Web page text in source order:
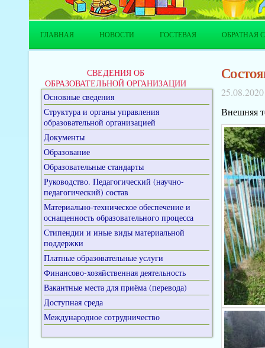
ГЛАВНАЯ НОВОСТИ ГОСТЕВАЯ ОБРАТНАЯ
СВЕДЕНИЯ ОБ
ОБРАЗОВАТЕЛЬНОЙ ОРГАНИЗАЦИИ
Основные сведения
Структура и органы управления
образовательной организацией
Документы
Образование
Образовательные стандарты
Руководство. Педагогический (научно-
педагогический) состав
Материально-техническое обеспечение и
оснащенность образовательного процесса
Стипендии и иные виды материальной
поддержки
Платные образовательные услуги
Финансово-хозяйственная деятельность
Вакантные места для приёма (перевода)
Доступная среда
Международное сотрудничество
25.08.2020
Внешняя